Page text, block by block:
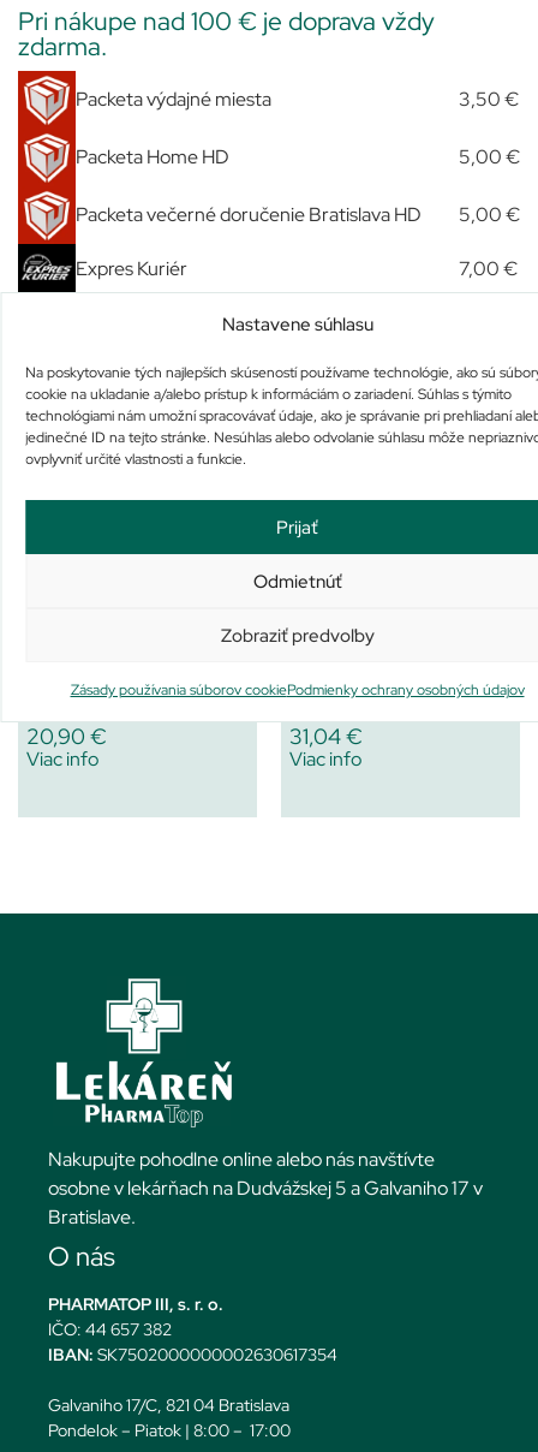
Nastavene súhlasu
Na poskytovanie tých najlepších skúseností používame technológie, ako sú
cookie na ukladanie a/alebo prístup k informáciám o zariadení. Súhlas s týmito
technológiami nám umožní spracovávať údaje, ako je správanie pri prehliadaní
jedinečné ID na tejto stránke. Nesúhlas alebo odvolanie súhlasu môže
ovplyvniť určité vlastnosti a funkcie.
Prijať
Odmietnúť
Zobraziť predvoľby
Zásady používania súborov cookiePodmienky ochrany osobných údajov
Pri nákupe nad 100 € je doprava vždy
zdarma.
Packeta výdajné miesta 3,50 €
Packeta Home HD 5,00 €
Packeta večerné doručenie Bratislava HD 5,00 €
Expres Kuriér 7,00 €
Osobný odber u nás
Zdarma
Podobné produkty
LAVANTE RELIPIDANTE
20,90 €
Viac info
31,04€
Viac info
Nakupujte pohodlne online alebo nás navštívte
osobne v lekárňach na Dudvážskej 5 a Galvaniho 17 v
Bratislave.
O nás
PHARMATOP III, s. r. o.
IČO: 44 657 382
IBAN: SK7502000000002630617354
Galvaniho 17/C, 821 04 Bratislava
Pondelok – Piatok | 8:00 – 17:00